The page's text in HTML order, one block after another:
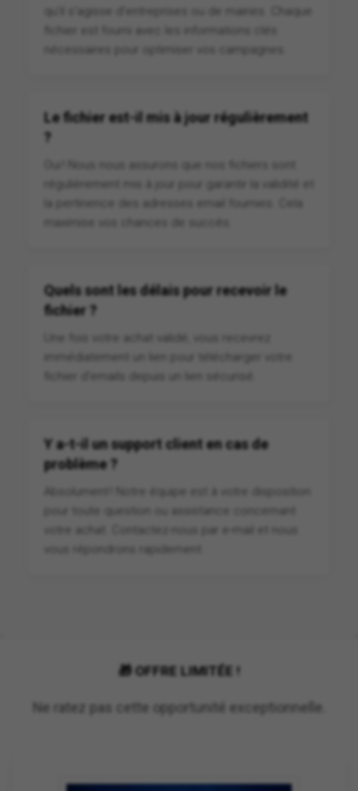
qu'il s'agisse d'entreprises ou de mairies. Chaque
nécessaires pour optimiser vos campagnes.
Le fichier est-il mis à jour régulièrement
?
régulièrement mis à jour pour garantir la validité et
la pertinence des adresses email fournies. Cela
maximise vos chances de succès.
Quels sont les délais pour recevoir le
fichier ?
immédiatement un lien pour télécharger votre
fichier d'emails depuis un lien sécurisé.
Y a-t-il un support client en cas de
problème ?
pour toute question ou assistance concernant
votre achat. Contactez-nous par e-mail et nous
vous répondrons rapidement.
🎁 OFFRE LIMITÉE !
Ne ratez pas cette opportunité exceptionnelle.